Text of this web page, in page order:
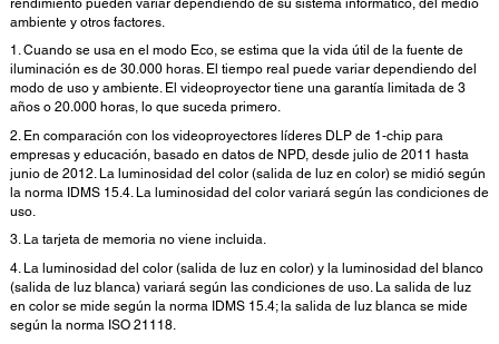
ambiente y otros factores.
1. Cuando se usa en el modo Eco, se estima que la vida útil de la fuente de
iluminación es de 30.000 horas. El tiempo real puede variar dependiendo del
modo de uso y ambiente. El videoproyector tiene una garantía limitada de 3
años o 20.000 horas, lo que suceda primero.
2. En comparación con los videoproyectores líderes DLP de 1-chip para
empresas y educación, basado en datos de NPD, desde julio de 2011 hasta
junio de 2012. La luminosidad del color (salida de luz en color) se midió según
la norma IDMS 15.4. La luminosidad del color variará según las condiciones de
uso.
3. La tarjeta de memoria no viene incluida.
4. La luminosidad del color (salida de luz en color) y la luminosidad del blanco
(salida de luz blanca) variará según las condiciones de uso. La salida de luz
en color se mide según la norma IDMS 15.4; la salida de luz blanca se mide
según la norma ISO 21118.